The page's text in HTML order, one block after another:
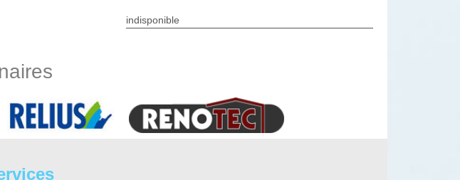
Entretien 37 pour
être plus complexe.
indisponible